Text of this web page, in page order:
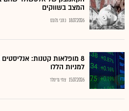
המצב בשווקים
18.07.2026 כתבי גלובס
8 מופלאות קטנות:
למניות הללו
15.07.2026 צחי גרינולד